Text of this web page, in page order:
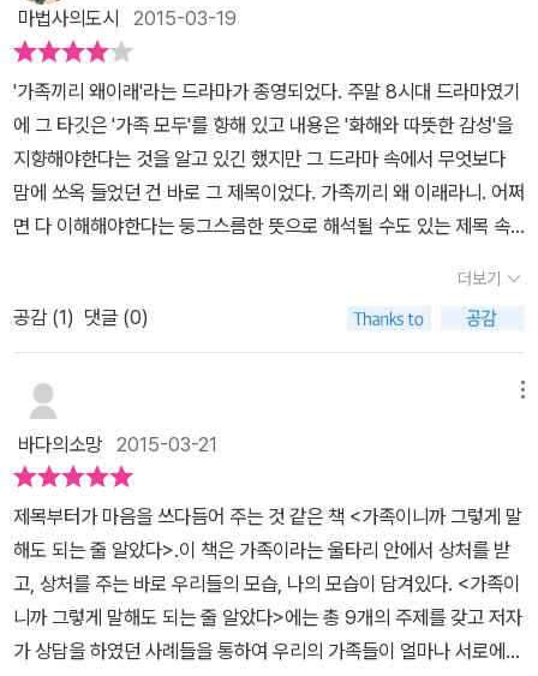
는 법을 알려준다. 이 책에서 저자는 “가족은 사람과 사람이 부대끼
며 온갖 야단법석을 일으키는 인간관계의 압력솥이다. 가족 간의 대
화라고 해서 그 밖의 대화와 다른 어떤 특별한 과정이 끼어드는 것은
아닌데도 그 대화가 우리 삶에 더 큰 영향을 끼치고 한층 강렬한 반응
을 자아내는 까닭은 그것이 어떻게 풀리느냐에 따라 우리가 괜찮은
사람이고 세상이 괜찮은 곳이라는 아주 중차대한 인식이 확립되기도
하고 무너지기도 하기 때문이다.”(p.9)라고 했다. 가족은 소속감의
근원이요, 우리 존재의 기초이자 우리가 하는 모든 행위의 초석이다.
살다보면 가족의 사랑이란 씨앗에서 인정과 수용이 아니라 비판과 책
세우게 된다. 이 책은 모두 2부 9장으로 구성되어 있다. 1부 ‘그런 뜻
으로 한 말이 아닌데’에서는 가족 간의 관계에 대한 내용으로 1장 ‘다
사랑해서 하는 말이야’에서는 메시지, 메타메시지와 함께 통제술과
결속술을 소개한다. 2장 ‘넌 누구 편이야?’에서는 가족 대화에서 중요
한 요소인 ‘연대’에 대해 논한다. 3장 ‘싸우는 게 나쁜 건 아니지만’에
서는 가정에서 일어난 말다툼을 예로 들면서 어떤 화법이 논쟁에 불
을 지피고 부채질 하는지, 또 어떤 화법을 쓰면 논쟁을 피하고 더 좋은
결과를 낼 수 있는지 알아본다. 4장 ‘미안하지만 사과는 못해’에서는
마법사의도시 2015-03-19
'가족끼리 왜이래'라는 드라마가 종영되었다. 주말 8시대 드라마였기
에 그 타깃은 '가족 모두'를 향해 있고 내용은 '화해와 따뜻한 감성'을
지향해야한다는 것을 알고 있긴 했지만 그 드라마 속에서 무엇보다
맘에 쏘옥 들었던 건 바로 그 제목이었다. 가족끼리 왜 이래라니. 어쩌
면 다 이해해야한다는 둥그스름한 뜻으로 해석될 수도 있는 제목 속
러는 것일까 라는 의문의 시작. 문제점의 지적. 대가족-핵가족 -1인가
족/쉐어가족/독립가족 등등 비교적 짧은 시기에 대한민국은 국가의
시초가 되는 가정의 구성원에서부터 많은 변모를 겪어왔다. 십여년전
만 해도 대발이 아빠가 등장하는 가부장적인 드라마를 보며 웃으면서
도 저런 집 많아 했었지만 요즘 세태와는 또 맞지 않을만큼 가정 속에
서부터의 삶은 빠르게 변화되어 온 것이다. 그럼에도 불구하고 우리
네 가정은 여전히 문제들이 산재해 있다. 비슷비슷해 보이던 학창시
절을 지나 20살이 되고 보니 참 다양한 가정사 속에서 자라난 사람들
이 섞여 사회라는 것을 이루고 있었다. 나와 비슷한 친구들의 좁은 우
물같은 지역을 한 발자국만 벗어났을 뿐인데 혼돈스러웠고 어수선했
다. 각자의 가치관과 바르다는 기준이 다르다는 것이 이토록 큰 생각
의 차이를 만들어낼 줄 몰라서 더 당황스러웠던 것 같다. 그때 참 많은
더보기
공감 (1) 댓글 (0)
바다의소망 2015-03-21
제목부터가 마음을 쓰다듬어 주는 것 같은 책 <가족이니까 그렇게 말
해도 되는 줄 알았다>.이 책은 가족이라는 울타리 안에서 상처를 받
고, 상처를 주는 바로 우리들의 모습, 나의 모습이 담겨있다. <가족이
니까 그렇게 말해도 되는 줄 알았다>에는 총 9개의 주제를 갖고 저자
가 상담을 하였던 사례들을 통하여 우리의 가족들이 얼마나 서로에게